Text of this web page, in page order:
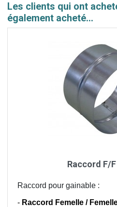
Les clients qui ont
également acheté...
Raccord F/
Raccord pour gainable :
- Raccord Femelle /